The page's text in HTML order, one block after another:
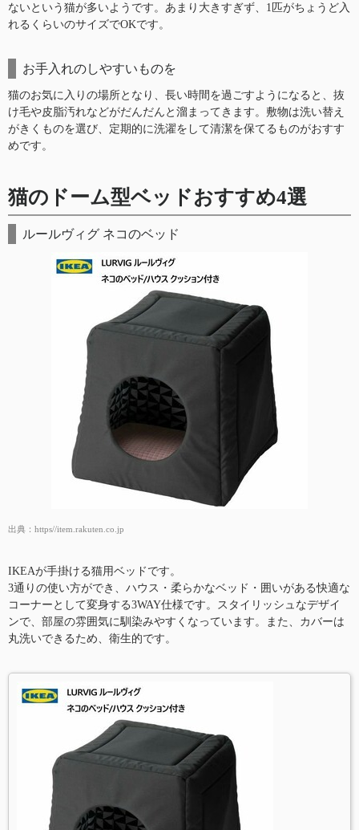
ないという猫が多いようです。あまり大きすぎず、1匹がちょうど入
れるくらいのサイズでOKです。
お手入れのしやすいものを
猫のお気に入りの場所となり、長い時間を過ごすようになると、抜
け毛や皮脂汚れなどがだんだんと溜まってきます。敷物は洗い替え
がきくものを選び、定期的に洗濯をして清潔を保てるものがおすす
めです。
猫のドーム型ベッドおすすめ4選
ルールヴィグ ネコのベッド
出典： https//item.rakuten.co.jp
IKEAが手掛ける猫用ベッドです。
3通りの使い方ができ、ハウス・柔らかなベッド・囲いがある快適な
コーナーとして変身する3WAY仕様です。スタイリッシュなデザイ
ンで、部屋の雰囲気に馴染みやすくなっています。また、カバーは
丸洗いできるため、衛生的です。